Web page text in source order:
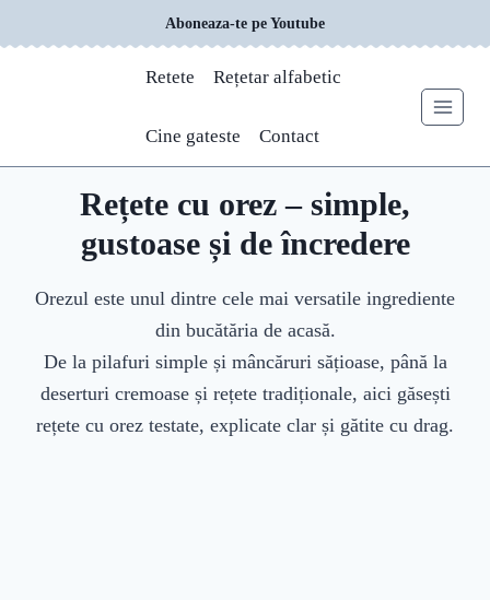
to
Aboneaza-te pe Youtube
Retete Rețetar alfabetic
Cine gateste Contact
Rețete cu orez – simple,
gustoase și de încredere
Orezul este unul dintre cele mai versatile ingrediente
din bucătăria de acasă.
De la pilafuri simple și mâncăruri sățioase, până la
deserturi cremoase și rețete tradiționale, aici găsești
rețete cu orez testate, explicate clar și gătite cu drag.